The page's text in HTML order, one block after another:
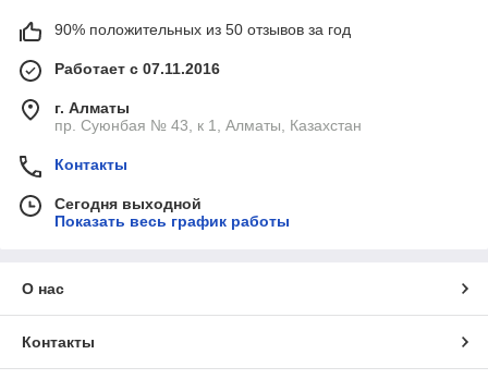
90% положительных из 50 отзывов за год
Работает с 07.11.2016
г. Алматы
пр. Суюнбая № 43, к 1, Алматы, Казахстан
Контакты
Сегодня выходной
Показать весь график работы
О нас
Контакты